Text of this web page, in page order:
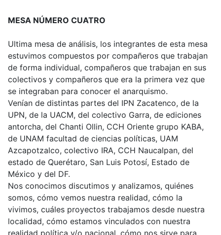
MESA NÚMERO CUATRO
Ultima mesa de análisis, los integrantes de esta mesa
estuvimos compuestos por compañeros que trabajan
de forma individual, compañeros que trabajan en sus
colectivos y compañeros que era la primera vez que
se integraban para conocer el anarquismo.
Venían de distintas partes del IPN Zacatenco, de la
UPN, de la UACM, del colectivo Garra, de ediciones
antorcha, del Chanti Ollin, CCH Oriente grupo KABA,
de UNAM facultad de ciencias políticas, UAM
Azcapotzalco, colectivo IRA, CCH Naucalpan, del
estado de Querétaro, San Luis Potosí, Estado de
México y del DF.
Nos conocimos discutimos y analizamos, quiénes
somos, cómo vemos nuestra realidad, cómo la
vivimos, cuáles proyectos trabajamos desde nuestra
localidad, cómo estamos vinculados con nuestra